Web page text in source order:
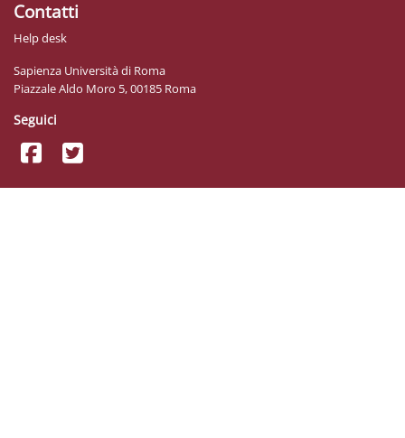
Contatti
Help desk
Sapienza Università di Roma
Piazzale Aldo Moro 5, 00185 Roma
Seguici